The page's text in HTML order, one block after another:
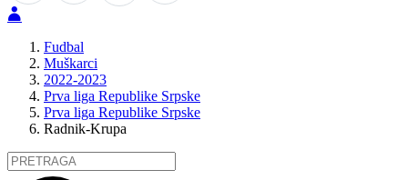
Fudbal
Muškarci
2022-2023
Prva liga Republike Srpske
Prva liga Republike Srpske
Radnik-Krupa